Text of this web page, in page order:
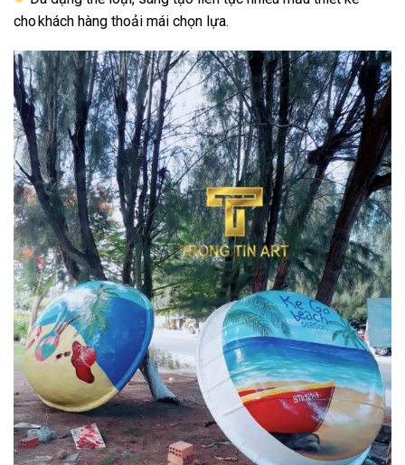
cho khách hàng thoải mái chọn lựa.